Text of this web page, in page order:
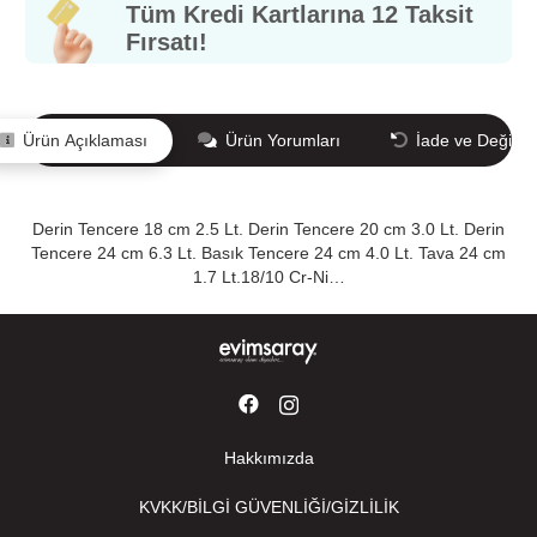
Tüm Kredi Kartlarına 12 Taksit
Fırsatı!
Ürün Açıklaması Ürün Yorumları İade ve Değişim
Derin Tencere 18 cm 2.5 Lt. Derin Tencere 20 cm 3.0 Lt. Derin
Tencere 24 cm 6.3 Lt. Basık Tencere 24 cm 4.0 Lt. Tava 24 cm
1.7 Lt.18/10 Cr-Ni…
Hakkımızda
KVKK/BİLGİ GÜVENLİĞİ/GİZLİLİK